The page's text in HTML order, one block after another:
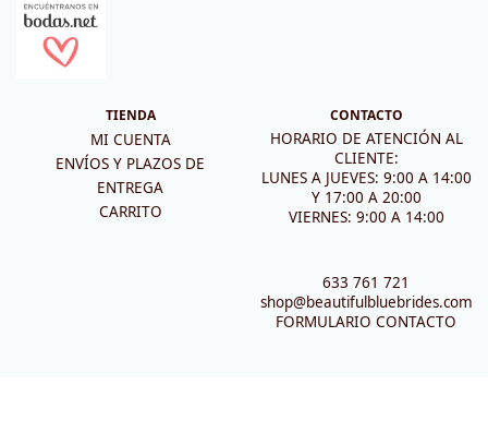
TIENDA
MI CUENTA
ENVÍOS Y PLAZOS DE
ENTREGA
CARRITO
CONTACTO
HORARIO DE ATENCIÓN AL
CLIENTE:
LUNES A JUEVES: 9:00 A 14:00
Y 17:00 A 20:00
VIERNES: 9:00 A 14:00
633 761 721
shop@beautifulbluebrides.com
FORMULARIO CONTACTO